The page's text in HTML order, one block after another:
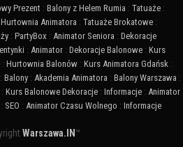
Prezent : Balony z Helem Rumia : Tatuaże :
Hurtownia Animatora : Tatuaże Brokatowe :
: PartyBox : Animator Seniora : Dekoracje
: Animator : Dekoracje Balonowe : Kurs
: Hurtownia Balonów : Kurs Animatora Gdańsk :
: Balony : Akademia Animatora : Balony Warszawa :
: Kurs Balonowe Dekoracje : Informacje : Animator
: SEO : Animator Czasu Wolnego : Informacje
Warszawa.IN™